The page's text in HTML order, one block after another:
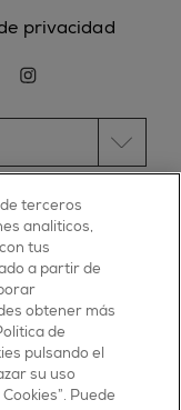
reservados
privacidad
instagram
Perret
terceros
analíticos,
tus
a partir de
obtener más
de
pulsando el
su uso
Puede